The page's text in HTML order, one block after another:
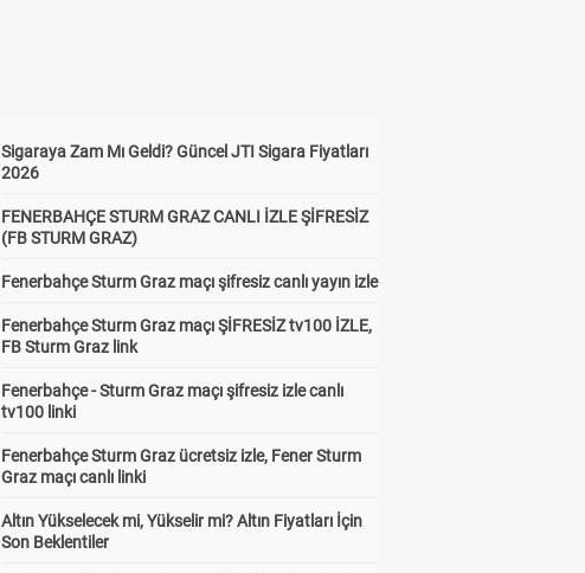
Sigaraya Zam Mı Geldi? Güncel JTI Sigara Fiyatları
2026
FENERBAHÇE STURM GRAZ CANLI İZLE ŞİFRESİZ
(FB STURM GRAZ)
Fenerbahçe Sturm Graz maçı şifresiz canlı yayın izle
Fenerbahçe Sturm Graz maçı ŞİFRESİZ tv100 İZLE,
FB Sturm Graz link
Fenerbahçe - Sturm Graz maçı şifresiz izle canlı
tv100 linki
Fenerbahçe Sturm Graz ücretsiz izle, Fener Sturm
Graz maçı canlı linki
Altın Yükselecek mi, Yükselir mi? Altın Fiyatları İçin
Son Beklentiler